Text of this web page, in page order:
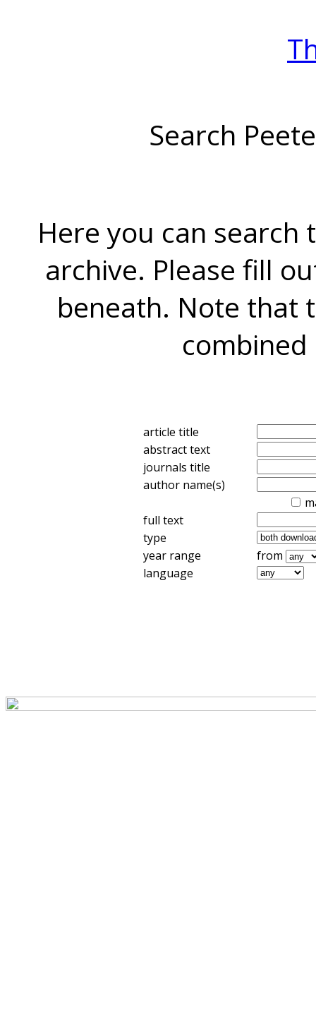
Search
Here you can search
archive. Please fill
beneath. Note that
combined
article title
abstract text
journals title
author name(s)
full text
type
year range
from
language